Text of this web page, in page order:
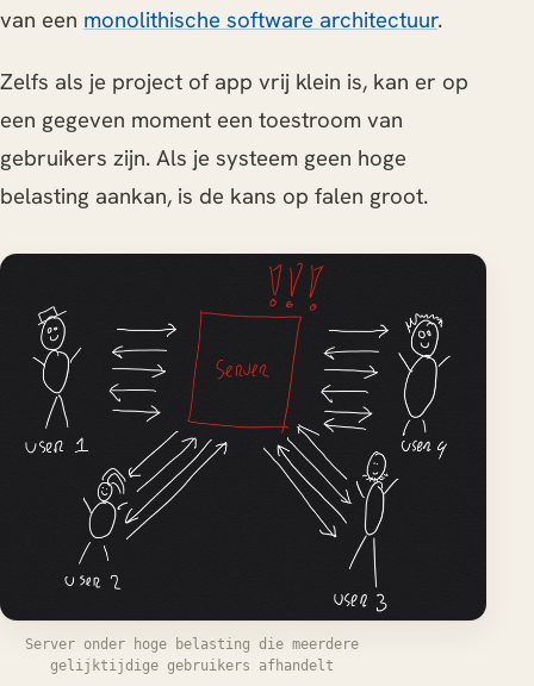
van een monolithische software architectuur.
Zelfs als je project of app vrij klein is, kan er op
een gegeven moment een toestroom van
gebruikers zijn. Als je systeem geen hoge
belasting aankan, is de kans op falen groot.
Server onder hoge belasting die meerdere
gelijktijdige gebruikers afhandelt